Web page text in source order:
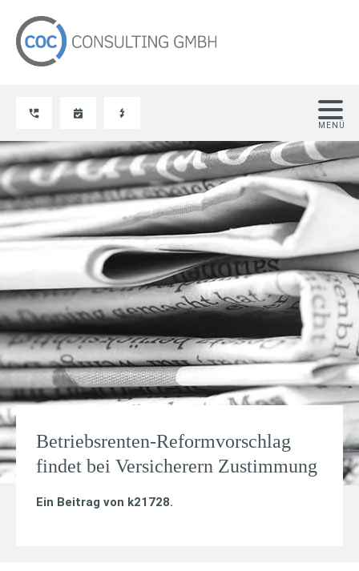
Betriebsrenten-Reformvorschlag
findet bei Versicherern Zustimmung
Ein Beitrag von k21728.